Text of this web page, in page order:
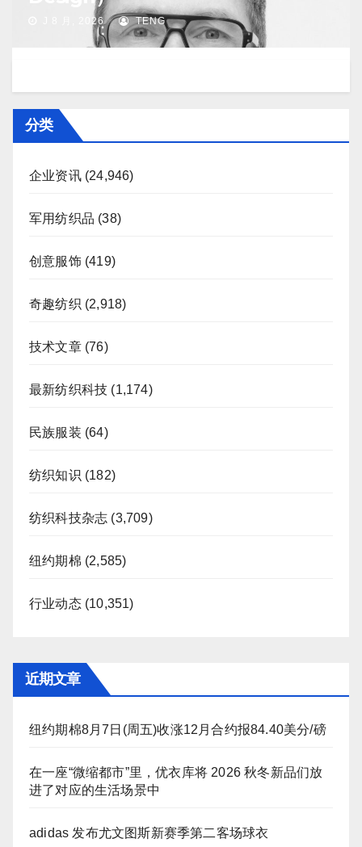
J 8 月, 2026 TENG
分类
企业资讯(24,946)
军用纺织品 (38)
创意服饰(419)
奇趣纺织 (2,918)
技术文章(76)
最新纺织科技 (1,174)
民族服装 (64)
纺织知识 (182)
纺织科技杂志 (3,709)
纽约期棉 (2,585)
行业动态(10,351)
近期文章
纽约期棉8月7日(周五)收涨12月合约报84.40美分/磅
在一座“微缩都市”里，优衣库将 2026 秋冬新品们放
进了对应的生活场景中
adidas 发布尤文图斯新赛季第二客场球衣